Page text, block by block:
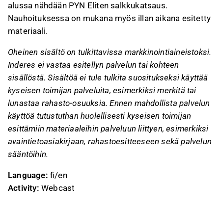
alussa nähdään PYN Eliten salkkukatsaus.
Nauhoituksessa on mukana myös illan aikana esitetty
materiaali.
Oheinen sisältö on tulkittavissa markkinointiaineistoksi.
Inderes ei vastaa esitellyn palvelun tai kohteen
sisällöstä. Sisältöä ei tule tulkita suositukseksi käyttää
kyseisen toimijan palveluita, esimerkiksi merkitä tai
lunastaa rahasto-osuuksia. Ennen mahdollista palvelun
käyttöä tutustuthan huolellisesti kyseisen toimijan
esittämiin materiaaleihin palveluun liittyen, esimerkiksi
avaintietoasiakirjaan, rahastoesitteeseen sekä palvelun
sääntöihin.
Language: fi/en
Activity: Webcast